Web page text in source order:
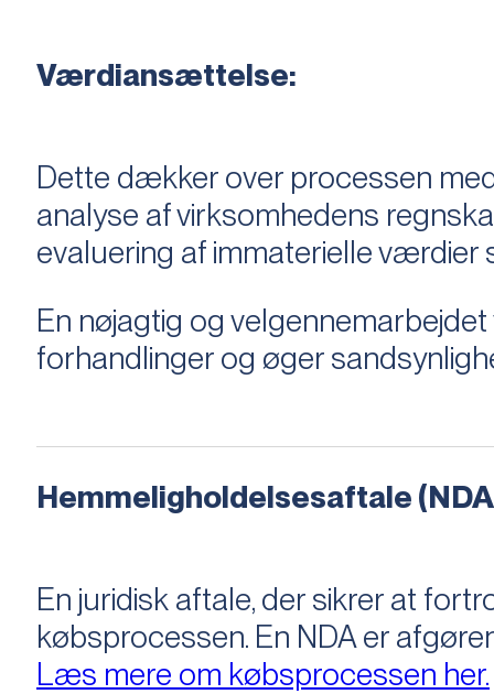
Værdiansættelse:
Dette dækker over processen
analyse af virksomhedens
evaluering af immaterielle
En nøjagtig og
forhandlinger og øger
Hemmeligholdelsesaftale
En juridisk aftale, der sikrer at
købsprocessen​​. En NDA er
Læs mere om købsprocessen her.